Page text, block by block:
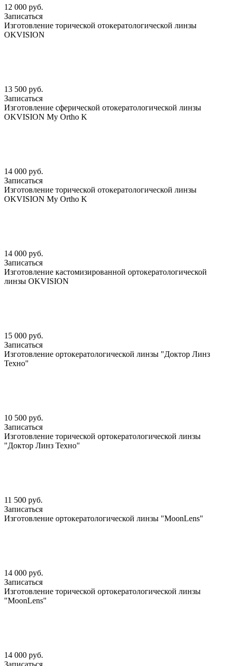
12 000 руб.
Записаться
Изготовление торической отокератологической линзы
OKVISION
13 500 руб.
Записаться
Изготовление сферической отокератологической линзы
OKVISION My Ortho K
14 000 руб.
Записаться
Изготовление торической отокератологической линзы
OKVISION My Ortho K
14 000 руб.
Записаться
Изготовление кастомизированной ортокератологической
линзы OKVISION
15 000 руб.
Записаться
Изготовление ортокератологической линзы "Доктор Линз
Техно"
10 500 руб.
Записаться
Изготовление торической ортокератологической линзы
"Доктор Линз Техно"
11 500 руб.
Записаться
Изготовление ортокератологической линзы "MoonLens"
14 000 руб.
Записаться
Изготовление торической ортокератологической линзы
"MoonLens"
14 000 руб.
Записаться